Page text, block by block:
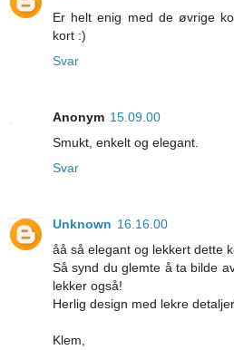
Er helt enig med de øvrige
kort :)
Svar
Anonym 15.09.00
Smukt, enkelt og elegant.
Svar
Unknown 16.16.00
åå så elegant og lekkert dette
Så synd du glemte å ta bilde
lekker også!
Herlig design med lekre
Klem,